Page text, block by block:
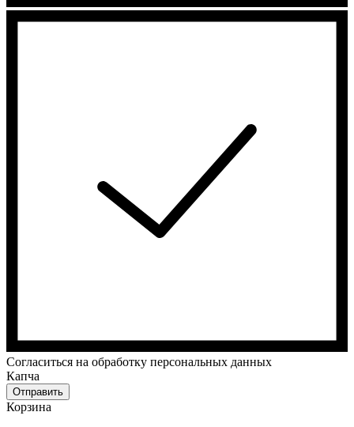
Cогласиться на обработку персональных данных
Капча
Отправить
Корзина